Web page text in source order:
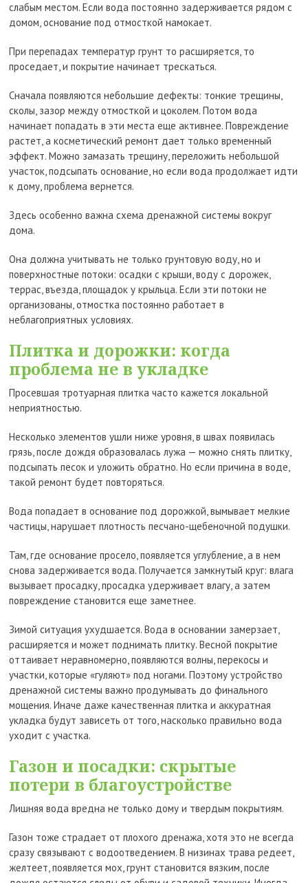
слабым местом. Если вода постоянно задерживается рядом с
домом, основание под отмосткой намокает.
При перепадах температур грунт то расширяется, то
проседает, и покрытие начинает трескаться.
Сначала появляются небольшие дефекты: тонкие трещины,
сколы, зазор между отмосткой и цоколем. Потом вода
начинает попадать в эти места еще активнее. Повреждение
растет, а косметический ремонт дает только временный
эффект. Можно замазать трещину, переложить небольшой
участок, подсыпать основание, но если вода продолжает идти
к дому, проблема вернется.
Здесь особенно важна схема дренажной системы вокруг
дома.
Она должна учитывать не только грунтовую воду, но и
поверхностные потоки: осадки с крыши, воду с дорожек,
террас, въезда, площадок у крыльца. Если эти потоки не
организованы, отмостка постоянно работает в
неблагоприятных условиях.
Плитка и дорожки: когда
проблема не в укладке
Просевшая тротуарная плитка часто кажется локальной
неприятностью.
Несколько элементов ушли ниже уровня, в швах появилась
грязь, после дождя образовалась лужа — можно снять плитку,
подсыпать песок и уложить обратно. Но если причина в воде,
такой ремонт будет повторяться.
Вода попадает в основание под дорожкой, вымывает мелкие
частицы, нарушает плотность песчано-щебеночной подушки.
Там, где основание просело, появляется углубление, а в нем
снова задерживается вода. Получается замкнутый круг: влага
вызывает просадку, просадка удерживает влагу, а затем
повреждение становится еще заметнее.
Зимой ситуация ухудшается. Вода в основании замерзает,
расширяется и может поднимать плитку. Весной покрытие
оттаивает неравномерно, появляются волны, перекосы и
участки, которые «гуляют» под ногами. Поэтому устройство
дренажной системы важно продумывать до финального
мощения. Иначе даже качественная плитка и аккуратная
укладка будут зависеть от того, насколько правильно вода
уходит с участка.
Газон и посадки: скрытые
потери в благоустройстве
Лишняя вода вредна не только дому и твердым покрытиям.
Газон тоже страдает от плохого дренажа, хотя это не всегда
сразу связывают с водоотведением. В низинах трава редеет,
желтеет, появляется мох, грунт становится вязким, после